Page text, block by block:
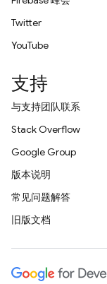
Twitter
YouTube
支持
与支持团队联系
Stack Overflow
Google Group
版本说明
常见问题解答
旧版文档